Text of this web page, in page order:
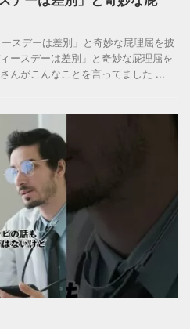
スデーは差別」と奇妙な屁理屈を披
ースデーは差別」と奇妙な屁理屈を
んがこんなことを言ってました ...